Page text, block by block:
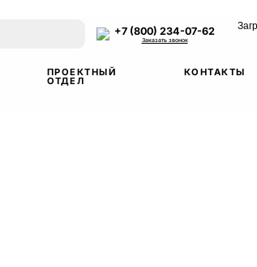
+7 (800) 234-07-62
Заказать звонок
ПРОЕКТНЫЙ
ОТДЕЛ
КОНТАКТЫ